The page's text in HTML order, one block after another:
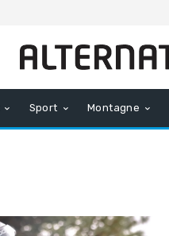
Sport Montagne